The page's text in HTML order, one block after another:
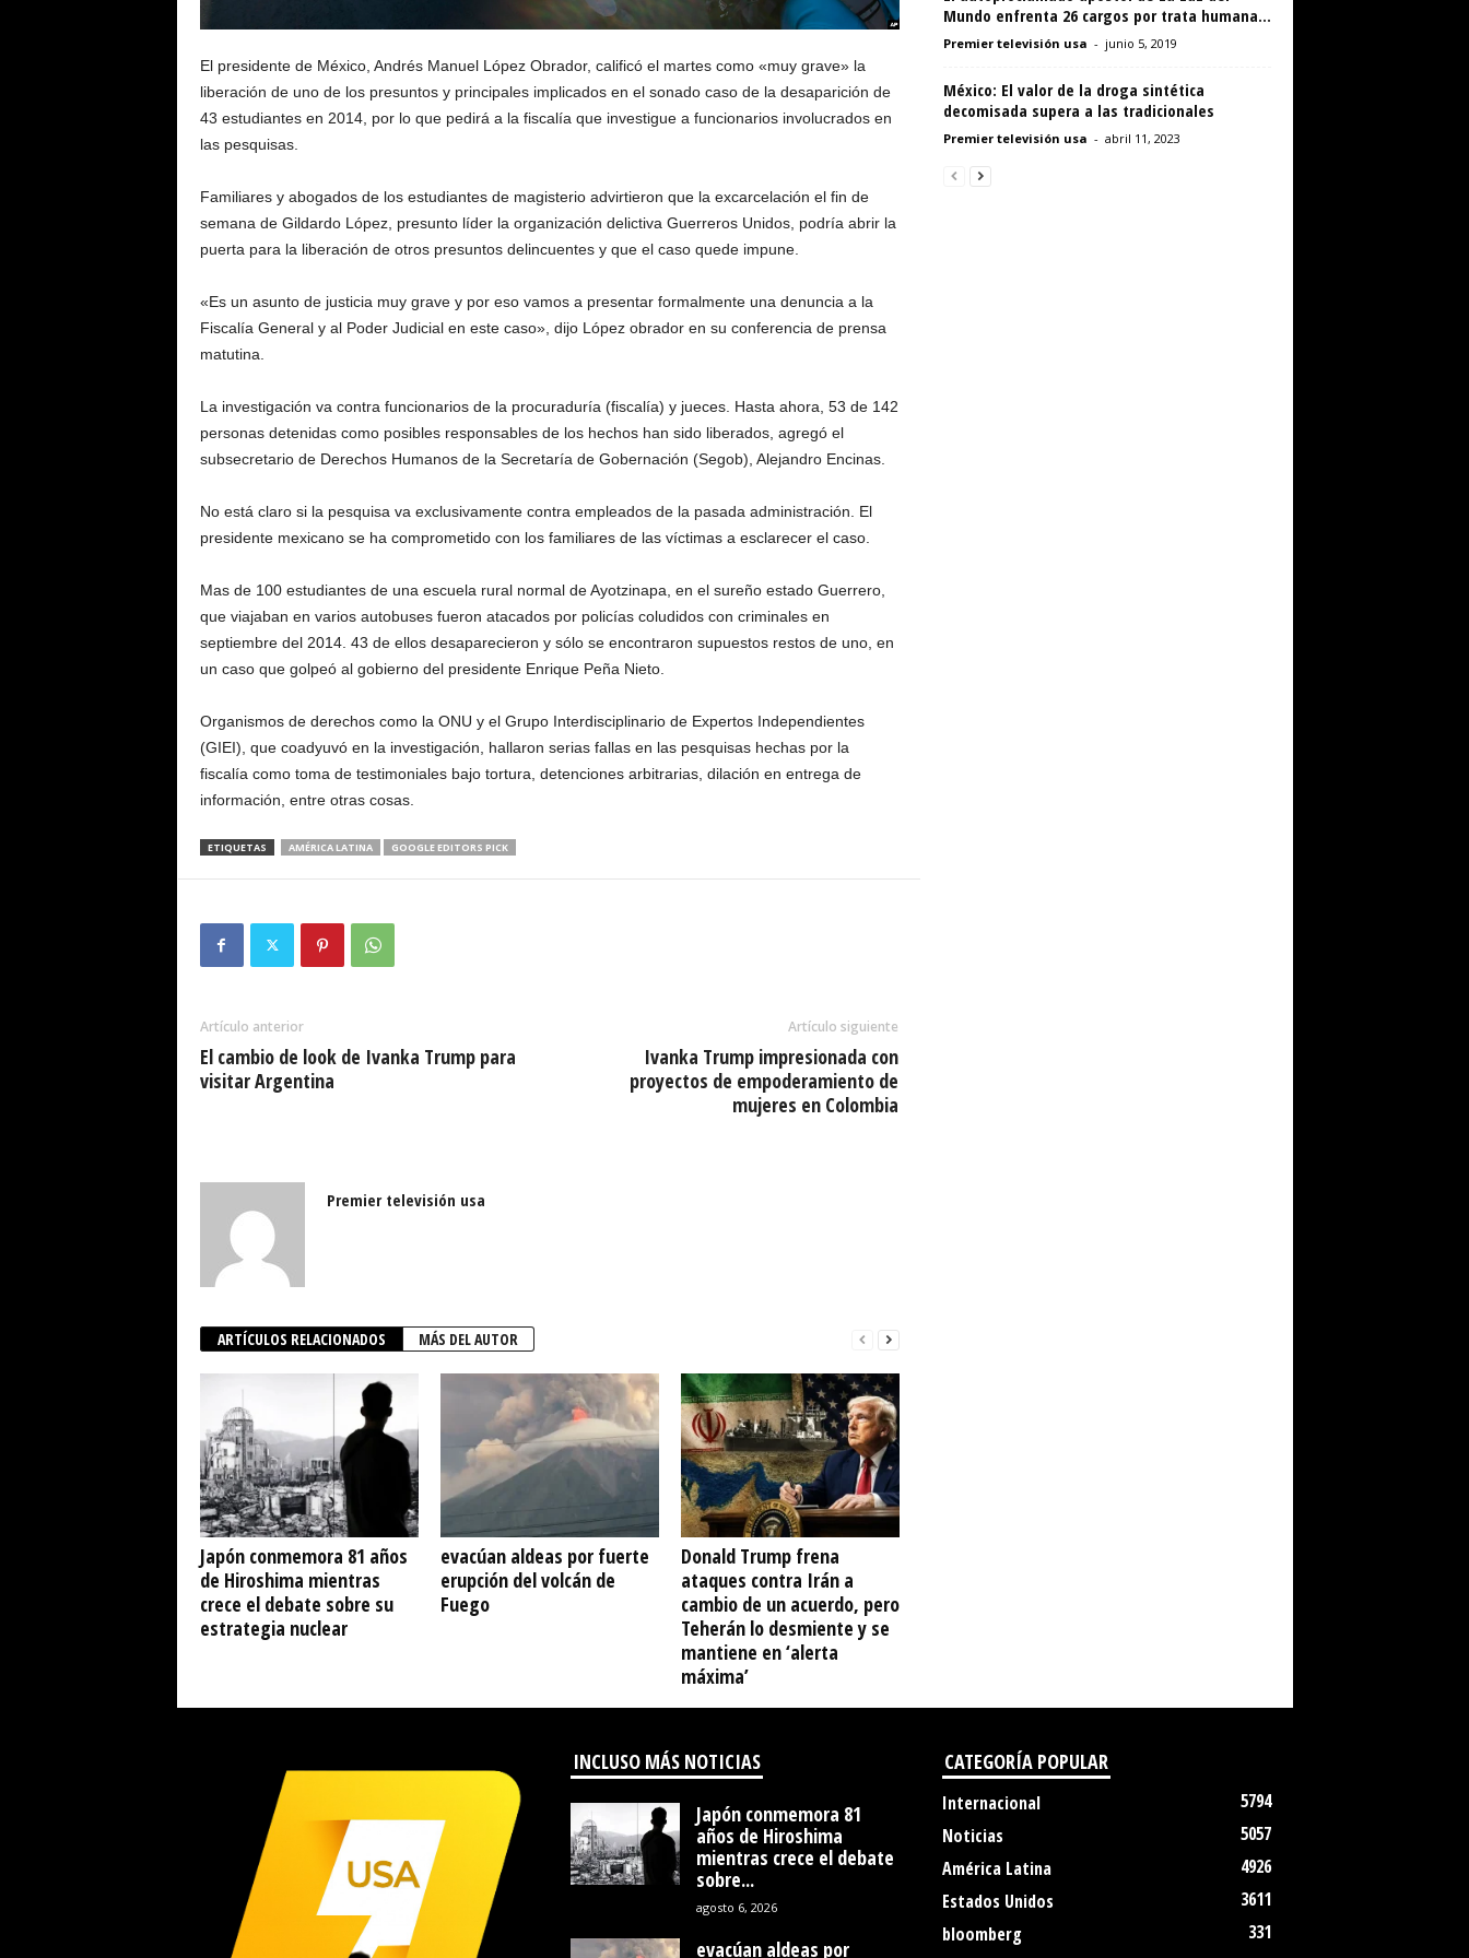
El presidente de México, Andrés Manuel López Obrador, calificó el martes como «muy grave» la
liberación de uno de los presuntos y principales implicados en el sonado caso de la desaparición de
43 estudiantes en 2014, por lo que pedirá a la fiscalía que investigue a funcionarios involucrados en
las pesquisas.
Familiares y abogados de los estudiantes de magisterio advirtieron que la excarcelación el fin de
semana de Gildardo López, presunto líder la organización delictiva Guerreros Unidos, podría abrir la
puerta para la liberación de otros presuntos delincuentes y que el caso quede impune.
«Es un asunto de justicia muy grave y por eso vamos a presentar formalmente una denuncia a la
Fiscalía General y al Poder Judicial en este caso», dijo López obrador en su conferencia de prensa
matutina.
La investigación va contra funcionarios de la procuraduría (fiscalía) y jueces. Hasta ahora, 53 de 142
personas detenidas como posibles responsables de los hechos han sido liberados, agregó el
subsecretario de Derechos Humanos de la Secretaría de Gobernación (Segob), Alejandro Encinas.
No está claro si la pesquisa va exclusivamente contra empleados de la pasada administración. El
presidente mexicano se ha comprometido con los familiares de las víctimas a esclarecer el caso.
Mas de 100 estudiantes de una escuela rural normal de Ayotzinapa, en el sureño estado Guerrero,
que viajaban en varios autobuses fueron atacados por policías coludidos con criminales en
septiembre del 2014. 43 de ellos desaparecieron y sólo se encontraron supuestos restos de uno, en
un caso que golpeó al gobierno del presidente Enrique Peña Nieto.
Organismos de derechos como la ONU y el Grupo Interdisciplinario de Expertos Independientes
(GIEI), que coadyuvó en la investigación, hallaron serias fallas en las pesquisas hechas por la
fiscalía como toma de testimoniales bajo tortura, detenciones arbitrarias, dilación en entrega de
información, entre otras cosas.
ETIQUETAS AMÉRICA LATINA GOOGLE EDITORS PICK
Artículo anterior
El cambio de look de Ivanka Trump para
visitar Argentina
Artículo siguiente
Ivanka Trump impresionada con
proyectos de empoderamiento de
mujeres en Colombia
Premier televisión usa
ARTÍCULOS RELACIONADOS MÁS DEL AUTOR
Japón conmemora 81 años
de Hiroshima mientras
crece el debate sobre su
estrategia nuclear
evacúan aldeas por fuerte
erupción del volcán de
Fuego
Donald Trump frena
ataques contra Irán a
cambio de un acuerdo, pero
Teherán lo desmiente y se
mantiene en ‘alerta
máxima’
Mundo enfrenta 26 cargos por trata humana...
Premier televisión usa - junio 5, 2019
México: El valor de la droga sintética
decomisada supera a las tradicionales
Premier televisión usa - abril 11, 2023
INCLUSO MÁS NOTICIAS
Japón conmemora 81
años de Hiroshima
mientras crece el debate
sobre...
agosto 6, 2026
evacúan aldeas por
CATEGORÍA POPULAR
Internacional
5794
Noticias
5057
América Latina
4926
Estados Unidos
3611
bloomberg
331